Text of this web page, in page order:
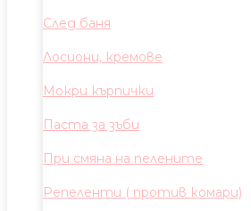
След баня
Лосиони, кремове
Мокри кърпички
Паста за зъби
При смяна на пелените
Репеленти ( против комари)